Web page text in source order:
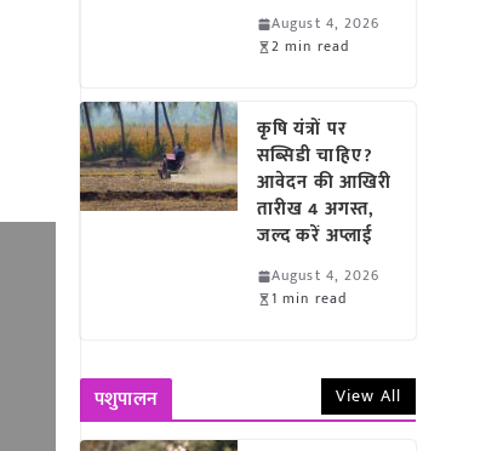
August 4, 2026
2 min read
कृषि यंत्रों पर
सब्सिडी चाहिए?
आवेदन की आखिरी
तारीख 4 अगस्त,
जल्द करें अप्लाई
August 4, 2026
1 min read
पशुपालन View All